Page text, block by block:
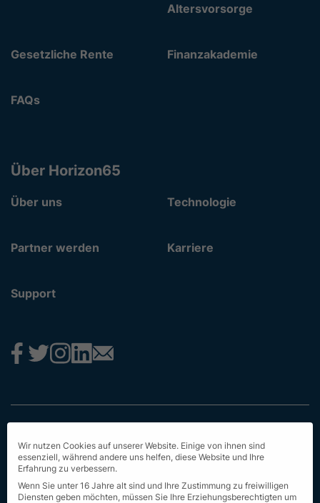
Altersvorsorge
Gesetzliche Rente Finanzakademie
FAQs
Über Horizon65
Über uns Technologie
Partner werden Karriere
Support
Impressum
Datenschutz
AGB
Wir nutzen Cookies auf unserer Website. Einige von ihnen sind
essenziell, während andere uns helfen, diese Website und Ihre
Erfahrung zu verbessern.
Wenn Sie unter 16 Jahre alt sind und Ihre Zustimmung zu freiwilligen
Diensten geben möchten, müssen Sie Ihre Erziehungsberechtigten um